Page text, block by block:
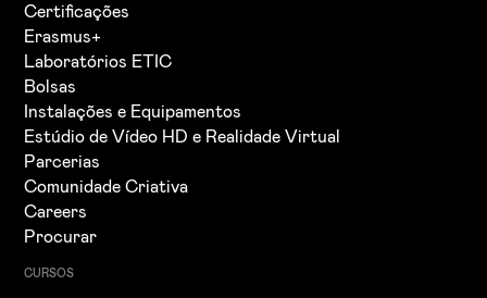
Certificações
Erasmus+
Laboratórios ETIC
Bolsas
Instalações e Equipamentos
Estúdio de Vídeo HD e Realidade Virtual
Parcerias
Comunidade Criativa
Careers
Procurar
CURSOS